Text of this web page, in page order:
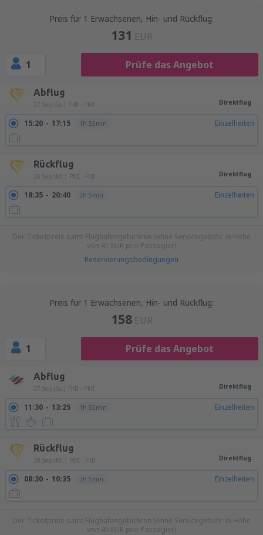
Preis für 1 Erwachsenen, Hin- und Rückflug:
131 EUR
1 Prüfe das Angebot
Abflug
27 Sep (So.) FKB - PMI Direktflug
15:20 17:15 1h 55min Einzelheiten
Rückflug
30 Sep (Mi.) PMI - FKB Direktflug
18:35 20:40 2h 5min Einzelheiten
Der Ticketpreis samt Flughafengebühren (ohne Servicegebühr in Höhe
von 41 EUR pro Passagier)
Reservierungsbedingungen
Preis für 1 Erwachsenen, Hin- und Rückflug:
158 EUR
1 Prüfe das Angebot
Abflug
27 Sep (So.) FKB - PMI Direktflug
11:30 13:25 1h 55min Einzelheiten
Rückflug
30 Sep (Mi.) PMI - FKB Direktflug
08:30 10:35 2h 5min Einzelheiten
Der Ticketpreis samt Flughafengebühren (ohne Servicegebühr in Höhe
von 45 EUR pro Passagier)